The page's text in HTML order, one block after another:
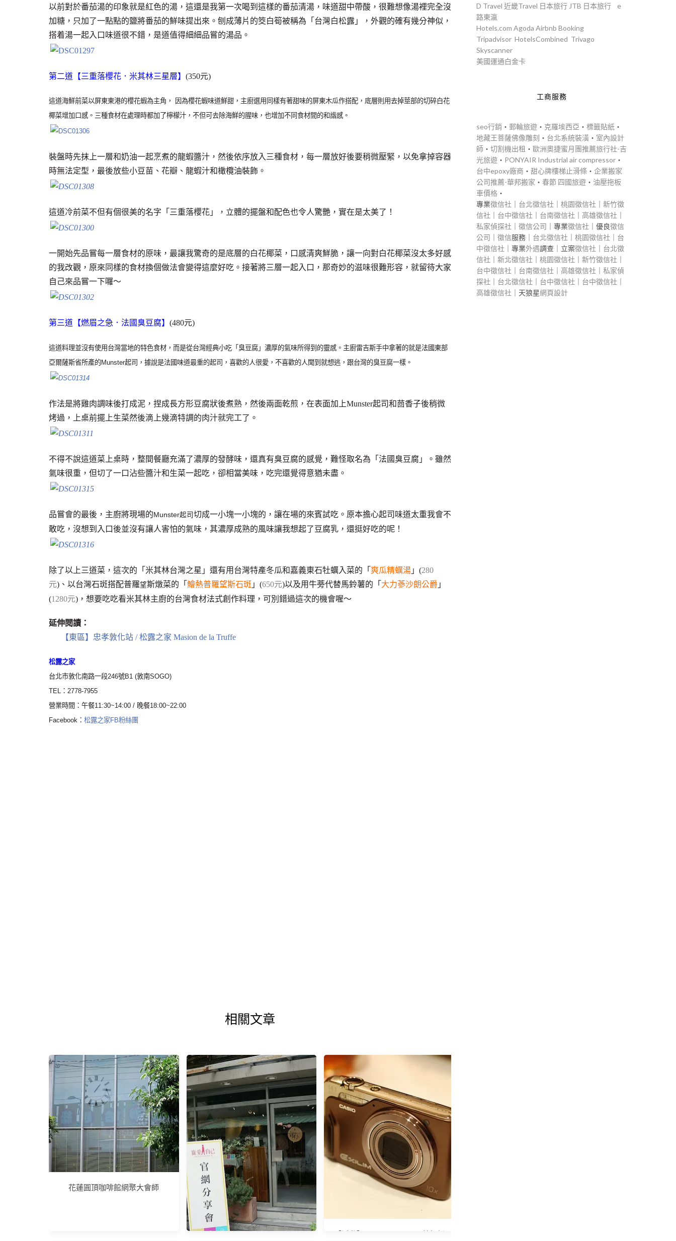
以前對於番茄湯的印象就是紅色的湯，這還是我第一次喝到這樣的番茄清湯，味道甜中帶酸，很難想像湯裡完全沒
加糖，只加了一點點的鹽將番茄的鮮味提出來。刨成薄片的筊白筍被稱為「台灣白松露」，外觀的確有幾分神似，
搭着湯一起入口味道很不錯，是道值得細細品嘗的湯品。
第二道【三重落櫻花．米其林三星層】 (350元)
這道海鮮前菜以屏東東港的櫻花蝦為主角， 因為櫻花蝦味道鮮甜，主廚選用同樣有著甜味的屏東木瓜作搭配，底層則用去掉莖部的切碎白花
椰菜增加口感。三種食材在處理時都加了檸檬汁，不但可去除海鮮的腥味，也增加不同食材間的和諧感。
裝盤時先抹上一層和奶油一起烹煮的龍蝦醬汁，然後依序放入三種食材，每一層放好後要稍微壓緊，以免拿掉容器
時無法定型，最後放些小豆苗、花瓣、龍蝦汁和橄欖油裝飾。
這道冷前菜不但有個很美的名字「三重落櫻花」，立體的擺盤和配色也令人驚艷，實在是太美了！
一開始先品嘗每一層食材的原味，最讓我驚奇的是底層的白花椰菜，口感清爽鮮脆，讓一向對白花椰菜沒太多好感
的我改觀，原來同樣的食材換個做法會變得這麼好吃。接著將三層一起入口，那奇妙的滋味很難形容，就留待大家
自己來品嘗一下囉～
第三道【燃眉之急．法國臭豆腐】 (480元)
這道料理並沒有使用台灣當地的特色食材，而是從台灣經典小吃「臭豆腐」濃厚的氣味所得到的靈感。主廚雷吉斯手中拿著的就是法國東部
亞爾薩斯省所產的Munster起司，據說是法國味道最重的起司，喜歡的人很愛，不喜歡的人聞到就想逃，跟台灣的臭豆腐一樣。
作法是將雞肉調味後打成泥，捏成長方形豆腐狀後煮熟，然後兩面乾煎，在表面加上Munster起司和茴香子後稍微
烤過，上桌前擺上生菜然後滴上幾滴特調的肉汁就完工了。
不得不說這道菜上桌時，整間餐廳充滿了濃厚的發酵味，還真有臭豆腐的感覺，難怪取名為「法國臭豆腐」。雖然
氣味很重，但切了一口沾些醬汁和生菜一起吃，卻相當美味，吃完還覺得意猶未盡。
品嘗會的最後，主廚將現場的 Munster起司 切成一小塊一小塊的，讓在場的來賓試吃。原本擔心起司味道太重我會不
敢吃，沒想到入口後並沒有讓人害怕的氣味，其濃厚成熟的風味讓我想起了豆腐乳，還挺好吃的呢！
除了以上三道菜，這次的「米其林台灣之星」還有用台灣特產冬瓜和嘉義東石牡蠣入菜的「 爽瓜精蠣湯 」(280
元)、以台灣石斑搭配普羅望斯燉菜的「 鱠熱普羅望斯石斑 」(650元)以及用牛蒡代替馬鈴薯的「 大力蔘沙朗公爵 」
(1280元)，想要吃吃看米其林主廚的台灣食材法式創作料理，可別錯過這次的機會喔～
延伸閱讀：
【東區】忠孝敦化站 / 松露之家 Masion de la Truffe
松露之家
台北市敦化南路一段246號B1 (敦南SOGO)
TEL：2778-7955
營業時間：午餐11:30~14:00 / 晚餐18:00~22:00
Facebook： 松露之家FB粉絲團
相關文章
花蓮圓頂咖啡館網聚大會師
D Travel 近畿Travel 日本旅行 JTB 日本旅行
e
路東瀛
Hotels.com Agoda Airbnb Booking
Tripadvisor HotelsCombined Trivago
Skyscanner
美國運通白金卡
工商服務
seo行銷 ‧ 郵輪旅遊 ‧ 克羅埃西亞 ‧ 標籤貼紙 ‧
地藏王菩薩佛像雕刻 ‧ 台北系統裝潢 ‧ 室內設計
師 ‧ 切割機出租 ‧ 歐洲奧捷蜜月團推薦旅行社-吉
光旅遊 ‧ PONYAIR Industrial air compressor ‧
台中epoxy廠商 ‧ 甜心牌樓梯止滑條 ‧ 企業搬家
公司推薦-華邦搬家 ‧ 春節 四國旅遊 ‧ 油壓拖板
車價格 ‧
專業徵信社 台北徵信社 桃園徵信社
新竹徵
信社
台中徵信社 台南徵信社 高雄徵信社
私家偵探社
徵信公司 ｜專業徵信社 ｜優良徵信
公司
徵信服務｜ 台北徵信社 桃園徵信社
台
中徵信社 ｜專業外遇調查｜立案徵信社
台北徵
信社
新北徵信社 桃園徵信社 新竹徵信社
台中徵信社
台南徵信社 高雄徵信社
私家偵
探社
台北徵信社 台中徵信社 台中徵信社
高雄徵信社 ｜天狼星網頁設計